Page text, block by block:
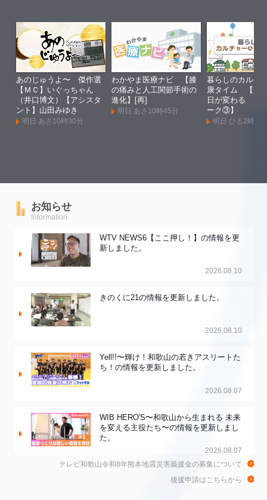
あのじゅうよ〜 傑作選
【ＭＣ】いぐっちゃん
（井口博文）【アシスタ
ント】山田みゆき
明日 あさ10時30分
わかやま医療ナビ 【膝
の痛みと人工関節手術の
進化】[再]
明日 あさ10時45分
暮らしのカルチ
康タイム 【歩
日が変わる ３
ーク③】
明日 ひる2時
お知らせ
Information
WTV NEWS6【ここ押し！】の情報を更
新しました。
2026.08.10
きのくに21の情報を更新しました。
2026.08.10
Yell!!〜輝け！和歌山の若きアスリートた
ち！の情報を更新しました。
2026.08.07
WIB HERO'S〜和歌山から生まれる 未来
を変える主役たち〜の情報を更新しまし
た。
2026.08.07
わかラ部【わかラ部TEENS】の情報を
テレビ和歌山令和8年熊本地震災害義援金の募集について
後援申請はこちらから